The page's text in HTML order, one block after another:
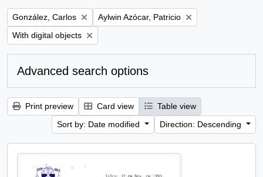
Remove filter:
González, Carlos Remove filter:
Aylwin Azócar, Patricio
Remove filter:
With digital objects
Advanced search options
Print preview Card view
Table view
Sort by: Date modified
Direction: Descending